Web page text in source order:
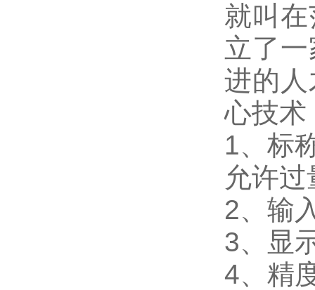
就叫
立了
进的
心技术
1、标
允许
2、输
3、 显
4、精